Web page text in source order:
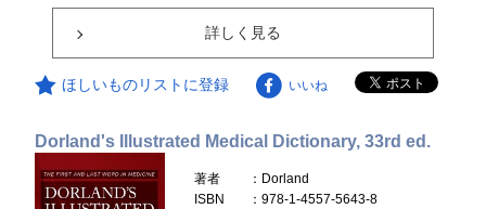
詳しく見る
ほしいものリストに登録 いいね
Dorland's Illustrated Medical Dictionary, 33rd ed.
著者
：Dorland
ISBN
：978-1-4557-5643-8